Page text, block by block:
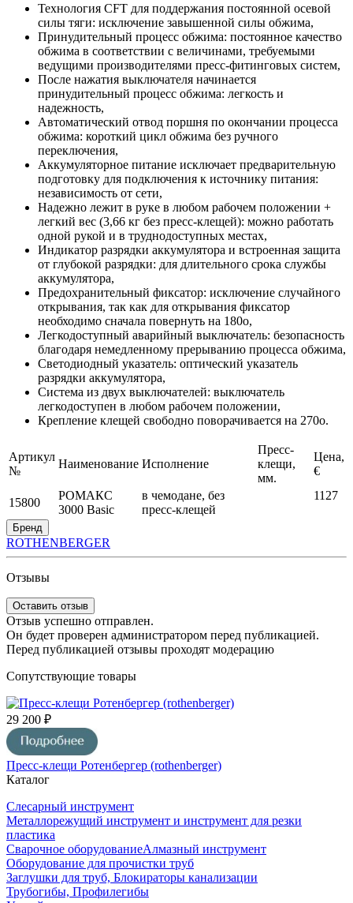
Технология СFT для поддержания постоянной осевой
силы тяги: исключение завышенной силы обжима,
Принудительный процесс обжима: постоянное качество
обжима в соответствии с величинами, требуемыми
ведущими производителями пресс-фитинговых систем,
После нажатия выключателя начинается
принудительный процесс обжима: легкость и
надежность,
Автоматический отвод поршня по окончании процесса
обжима: короткий цикл обжима без ручного
переключения,
Аккумуляторное питание исключает предварительную
подготовку для подключения к источнику питания:
независимость от сети,
Надежно лежит в руке в любом рабочем положении +
легкий вес (3,66 кг без пресс-клещей): можно работать
одной рукой и в труднодоступных местах,
Индикатор разрядки аккумулятора и встроенная защита
от глубокой разрядки: для длительного срока службы
аккумулятора,
Предохранительный фиксатор: исключение случайного
открывания, так как для открывания фиксатор
необходимо сначала повернуть на 180o,
Легкодоступный аварийный выключатель: безопасность
благодаря немедленному прерыванию процесса обжима,
Светодиодный указатель: оптический указатель
разрядки аккумулятора,
Система из двух выключателей: выключатель
легкодоступен в любом рабочем положении,
Крепление клещей свободно поворачивается на 270o.
Артикул
№
Наименование Исполнение
Пресс-
клещи,
мм.
Цена,
€
15800
РОМАКС
3000 Basic
в чемодане, без
пресс-клещей
1127
Бренд
ROTHENBERGER
Отзывы
Оставить отзыв
Отзыв успешно отправлен.
Он будет проверен администратором перед публикацией.
Перед публикацией отзывы проходят модерацию
Сопутствующие товары
29 200 ₽
Пресс-клещи Ротенбергер (rothenberger)
Каталог
Слесарный инструмент
Металлорежущий инструмент и инструмент для резки
пластика
Сварочное оборудованиеАлмазный инструмент
Оборудование для прочистки труб
Заглушки для труб, Блокираторы канализации
Трубогибы, Профилегибы